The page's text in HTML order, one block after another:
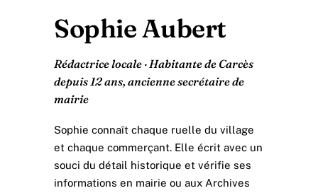
Sophie Aubert
Rédactrice locale · Habitante de Carcès
depuis 12 ans, ancienne secrétaire de
mairie
Sophie connaît chaque ruelle du village
et chaque commerçant. Elle écrit avec un
souci du détail historique et vérifie ses
informations en mairie ou aux Archives